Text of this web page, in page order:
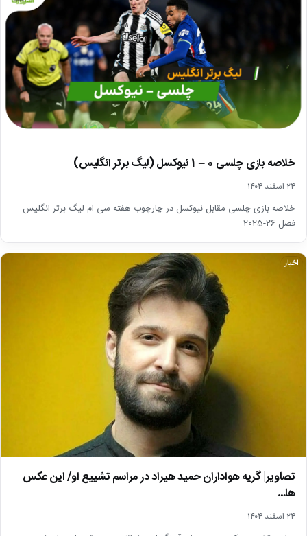
خلاصه بازی چلسی 0 – 1 نیوکسل (لیگ برتر انگلیس)
۲۴ اسفند ۱۴۰۴
خلاصه بازی چلسی مقابل نیوکسل در چارچوب هفته سی ام لیگ برتر انگلیس
فصل 26-2025
اخبار
تصاویر| گریه هواداران حمید هیراد در مراسم تشییع او/ این عکس
ها…
۲۴ اسفند ۱۴۰۴